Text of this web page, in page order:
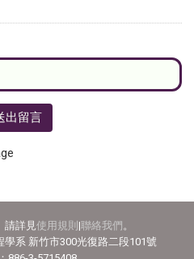
出留言
詳見 使用規則|聯絡我們 。
系 新竹市300光復路二段101號